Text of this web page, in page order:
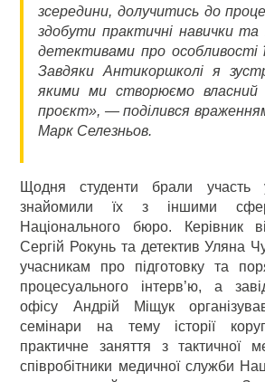
зсередини, долучитись до
здобути практичні навички та
детективами про особливості
Завдяки Антикоршколі я
якими ми створюємо власний
проєкт», — поділився
Марк Селезньов.
Щодня студенти брали участь
знайомили їх з іншими
Національного бюро. Керівник
Сергій Рокунь та детектив Уляна
учасникам про підготовку та
процесуального інтерв’ю, а
офісу Андрій Міщук
семінари на тему історії
практичне заняття з тактичної
співробітники медичної служби